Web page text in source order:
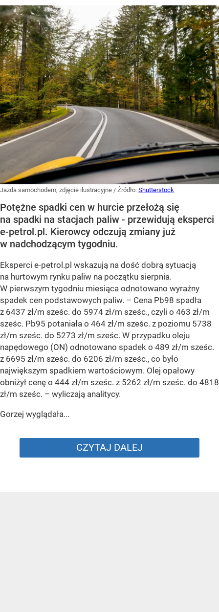
Jazda samochodem, zdjęcie ilustracyjne / Źródło: Shutterstock
Potężne spadki cen w hurcie przełożą się
na spadki na stacjach paliw - przewidują eksperci
e-petrol.pl. Kierowcy odczują zmiany już
w nadchodzącym tygodniu.
Eksperci e-petrol.pl wskazują na dość dobrą sytuacją
na hurtowym rynku paliw na początku sierpnia.
W pierwszym tygodniu miesiąca odnotowano wyraźny
spadek cen podstawowych paliw. – Cena Pb98 spadła
z 6437 zł/m sześc. do 5974 zł/m sześc., czyli o 463 zł/m
sześc. Pb95 potaniała o 464 zł/m sześc. z poziomu 5738
zł/m sześc. do 5273 zł/m sześc. W przypadku oleju
napędowego (ON) odnotowano spadek o 489 zł/m sześc.
z 6695 zł/m sześc. do 6206 zł/m sześc., co było
największym spadkiem wartościowym. Olej opałowy
obniżył cenę o 444 zł/m sześc. z 5262 zł/m sześc. do 4818
zł/m sześc. – wyliczają analitycy.
Gorzej wyglądała...
CZYTAJ DALEJ